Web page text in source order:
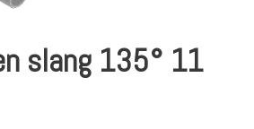
slang 135° 11